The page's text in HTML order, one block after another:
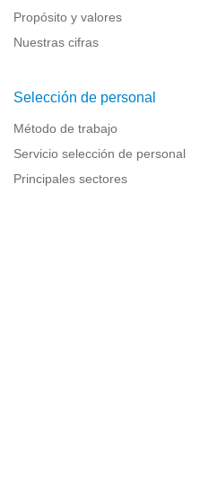
Propósito y valores
Nuestras cifras
Selección de personal
Método de trabajo
Servicio selección de personal
Principales sectores